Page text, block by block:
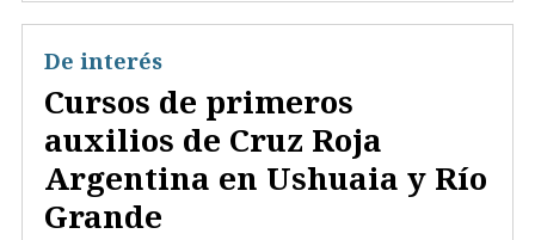
Cursos de primeros
auxilios de Cruz Roja
Argentina en Ushuaia y Río
Grande
De interés